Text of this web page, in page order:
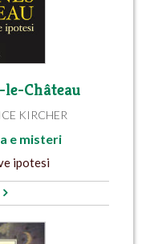
Château
KIRCHER
e misteri
ipotesi